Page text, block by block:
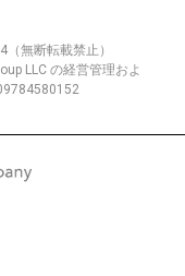
無断転載禁止）
LLC の経営管理およ